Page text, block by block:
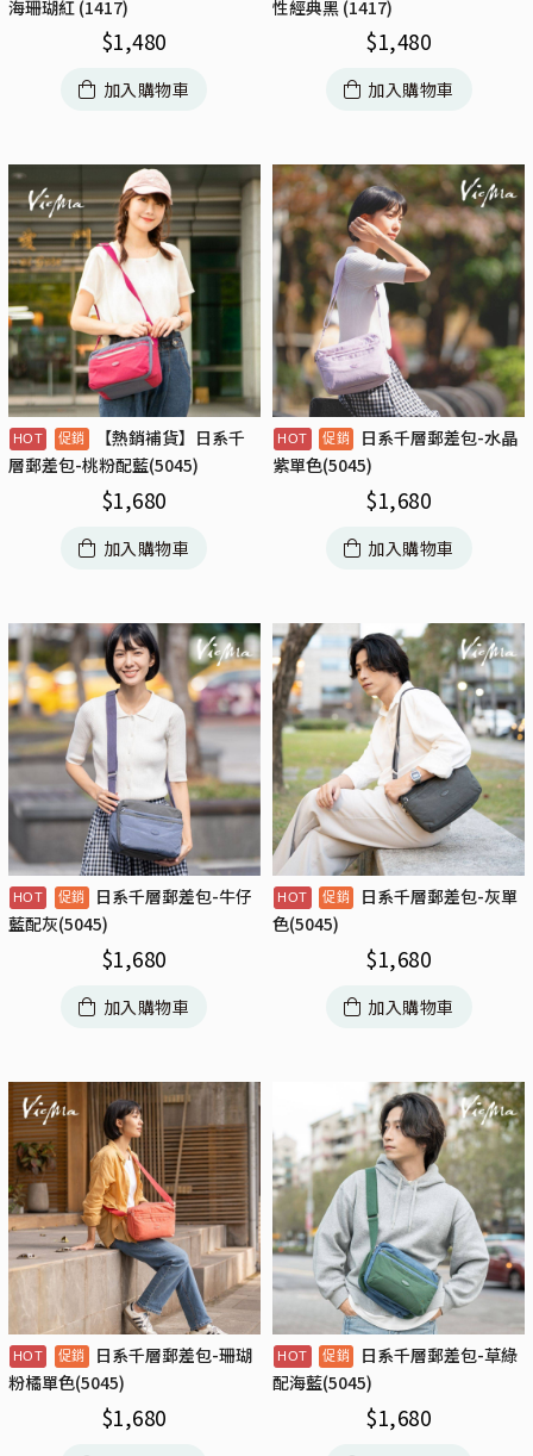
海珊瑚紅 (1417)
$1,480
加入購物車
性經典黑 (1417)
$1,480
加入購物車
【熱銷補貨】日系千
層郵差包-桃粉配藍(5045)
$1,680
加入購物車
日系千層郵差包-水晶
紫單色(5045)
$1,680
加入購物車
日系千層郵差包-牛仔
藍配灰(5045)
$1,680
加入購物車
日系千層郵差包-灰單
色(5045)
$1,680
加入購物車
日系千層郵差包-珊瑚
粉橘單色(5045)
$1,680
日系千層郵差包-草綠
配海藍(5045)
$1,680